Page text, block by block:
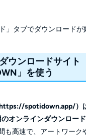
ウンロードサイト
」を使う
https://spotidown.app/
オンラインダウンロード
も高速で、アートワーク